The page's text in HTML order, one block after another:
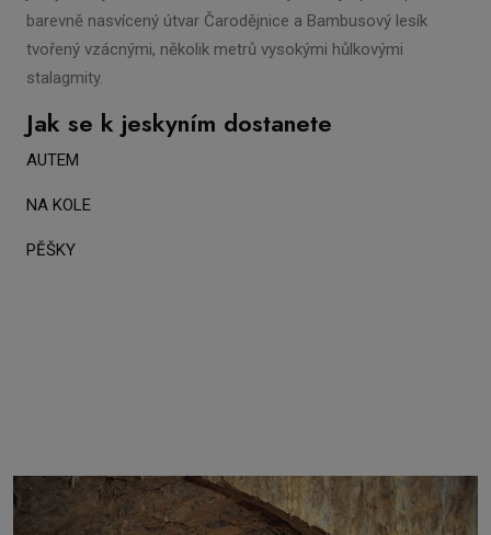
barevně nasvícený útvar Čarodějnice a Bambusový lesík
tvořený vzácnými, několik metrů vysokými hůlkovými
stalagmity.
Jak se k jeskyním dostanete
AUTEM
NA KOLE
PĚŠKY